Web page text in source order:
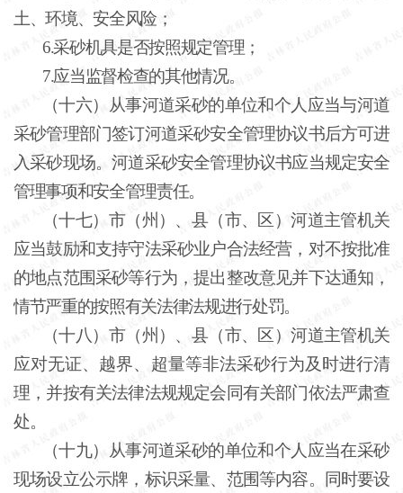
土、环境、安全风险；
6.采砂机具是否按照规定管理；
7.应当监督检查的其他情况。
（十六）从事河道采砂的单位和个人应当与河道
采砂管理部门签订河道采砂安全管理协议书后方可进
入采砂现场。河道采砂安全管理协议书应当规定安全
管理事项和安全管理责任。
（十七）市（州）、县（市、区）河道主管机关
应当鼓励和支持守法采砂业户合法经营，对不按批准
的地点范围采砂等行为，提出整改意见并下达通知，
情节严重的按照有关法律法规进行处罚。
（十八）市（州）、县（市、区）河道主管机关
应对无证、越界、超量等非法采砂行为及时进行清
理，并按有关法律法规规定会同有关部门依法严肃查
处。
（十九）从事河道采砂的单位和个人应当在采砂
现场设立公示牌，标识采量、范围等内容。同时要设